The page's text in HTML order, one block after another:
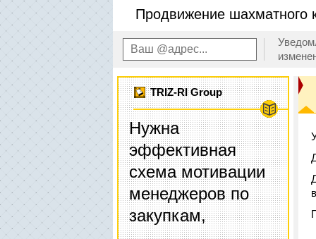
Продвижение шахматного
TRIZ-RI Group
Нужна
эффективная
схема мотивации
менеджеров по
закупкам,